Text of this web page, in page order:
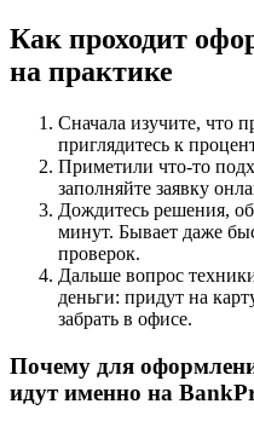
Как проходит
на практике
Сначала изучите, что
приглядитесь к
Приметили что-то
заполняйте заявку
Дождитесь решения,
минут. Бывает даже
проверок.
Дальше вопрос
деньги: придут на
забрать в офисе.
Почему для
идут именно на